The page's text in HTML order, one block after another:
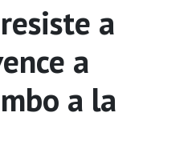
a
a
a la